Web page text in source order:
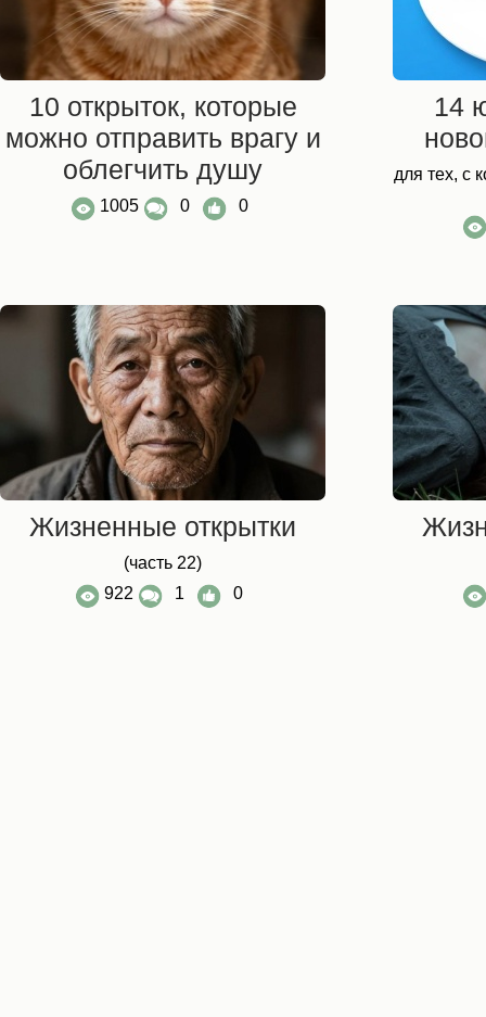
10 открыток, которые
можно отправить врагу и
облегчить душу
1005 0 0
14
для тех, с
Жизненные открытки
(часть 22)
922
1 0